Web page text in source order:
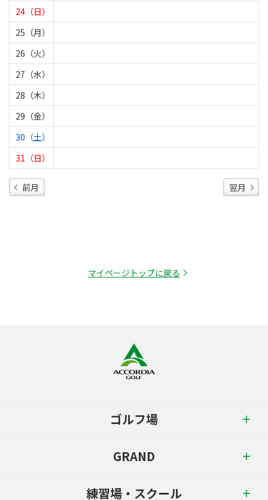
24（日）
25（月）
26（火）
27（水）
28（木）
29（金）
30（土）
31（日）
前月 翌月
マイページトップに戻る
ゴルフ場
GRAND
練習場・スクール